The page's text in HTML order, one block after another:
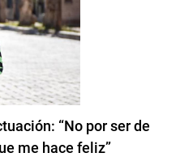
“No por ser de
me hace feliz”